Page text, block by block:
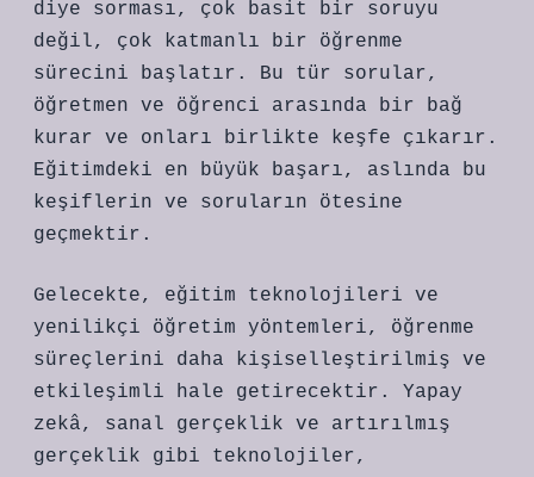
diye sorması, çok basit bir soruyu
değil, çok katmanlı bir öğrenme
sürecini başlatır. Bu tür sorular,
öğretmen ve öğrenci arasında bir bağ
kurar ve onları birlikte keşfe çıkarır.
Eğitimdeki en büyük başarı, aslında bu
keşiflerin ve soruların ötesine
geçmektir.
Gelecekte, eğitim teknolojileri ve
yenilikçi öğretim yöntemleri, öğrenme
süreçlerini daha kişiselleştirilmiş ve
etkileşimli hale getirecektir. Yapay
zekâ, sanal gerçeklik ve artırılmış
gerçeklik gibi teknolojiler,